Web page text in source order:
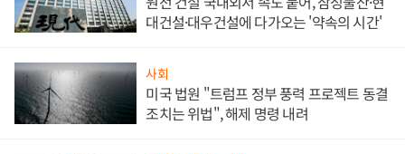
대건설·대우건설에 다가오는 '약속의 시간'
사회
미국 법원 "트럼프 정부 풍력 프로젝트 동결
조치는 위법", 해제 명령 내려